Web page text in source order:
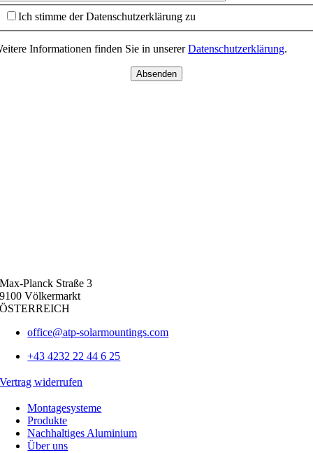
Ich stimme der Datenschutzerklärung zu
Informationen finden Sie in unsererDatenschutzerklärung.
Absenden
Max-Planck Straße 3
9100 Völkermarkt
ÖSTERREICH
office@atp-solarmountings.com
+43 4232 22 44 6 25
Vertrag widerrufen
Montagesysteme
Produkte
Nachhaltiges Aluminium
Über uns